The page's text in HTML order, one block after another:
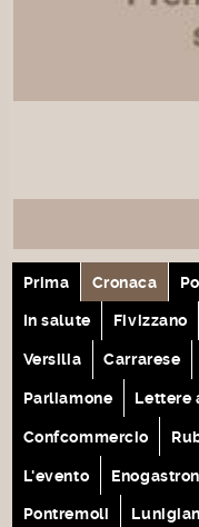
Prima Cronaca
In salute Fivizzano
Versilia Carrarese
Parliamone Lettere
Confcommercio
L'evento
Pontremoli